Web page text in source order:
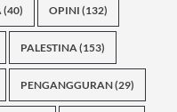
(40) OPINI (132)
PALESTINA (153)
PENGANGGURAN(29)